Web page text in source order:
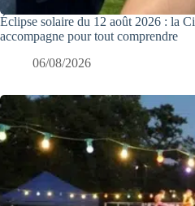
Éclipse solaire du 12 août 2026 : la
accompagne pour tout comprendre
06/08/2026